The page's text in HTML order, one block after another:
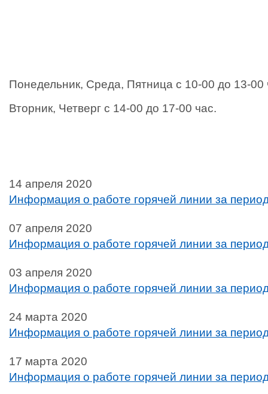
Понедельник, Среда, Пятница с 10-00 до 13-00
Вторник, Четверг с 14-00 до 17-00 час.
14 апреля 2020
Информация о работе горячей линии за
07 апреля 2020
Информация о работе горячей линии за
03 апреля 2020
Информация о работе горячей линии за
24 марта 2020
Информация о работе горячей линии за
17 марта 2020
Информация о работе горячей линии за